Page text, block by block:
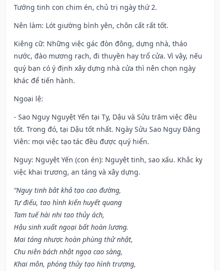
Tướng tinh con chim én, chủ trị ngày thứ 2.
Nên làm: Lót giường bình yên, chôn cất rất tốt.
Kiêng cữ: Những việc gác đòn đông, dựng nhà, tháo
nước, đào mương rạch, đi thuyền hay trổ cửa. Vì vậy, nếu
quý bạn có ý định xây dựng nhà cửa thì nên chọn ngày
khác để tiến hành.
Ngoại lệ:
- Sao Nguy Nguyệt Yến tại Tỵ, Dậu và Sửu trăm việc đều
tốt. Trong đó, tại Dậu tốt nhất. Ngày Sửu Sao Nguy Đăng
Viên: mọi việc tạo tác đều được quý hiển.
Nguy: Nguyệt Yến (con én): Nguyệt tinh, sao xấu. Khắc kỵ
việc khai trương, an táng và xây dựng.
“Nguy tinh bât khả tạo cao đường,
Tự điếu, tao hình kiến huyết quang
Tam tuế hài nhi tao thủy ách,
Hậu sinh xuất ngoại bất hoàn lương.
Mai táng nhược hoàn phùng thử nhật,
Chu niên bách nhật ngọa cao sàng,
Khai môn, phóng thủy tạo hình trượng,